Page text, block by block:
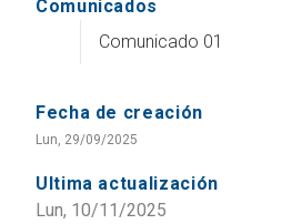
Comunicados
Comunicado 01
Fecha de creación
Lun, 29/09/2025
Ultima actualización
Lun, 10/11/2025